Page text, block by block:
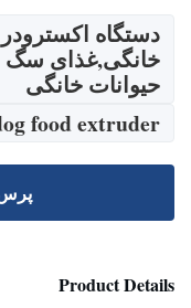
دستگاه
خانگی,غذای سگ
حیوانات خانگی
food extruder
Product Details